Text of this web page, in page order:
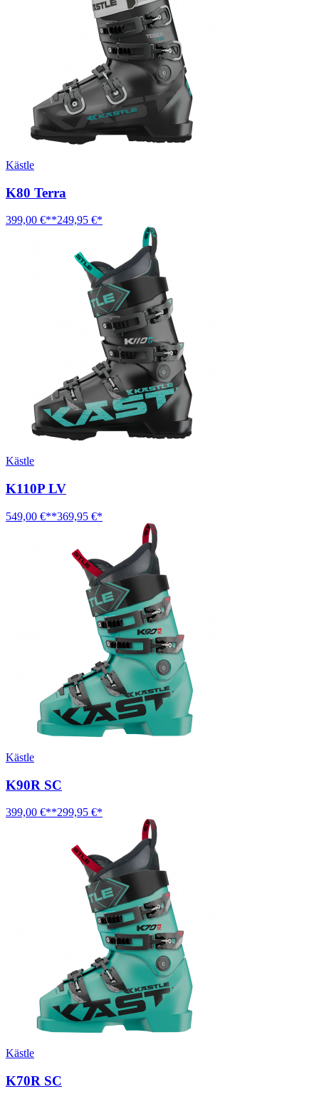
Kästle
K80 Terra
399,00 €**249,95 €*
Kästle
K110P LV
549,00 €**369,95 €*
Kästle
K90R SC
399,00 €**299,95 €*
Kästle
K70R SC